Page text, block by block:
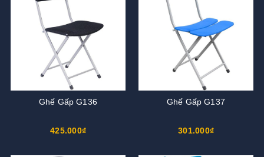
Ghế Gấp G136
425.000₫
Ghế Gấp G137
301.000₫